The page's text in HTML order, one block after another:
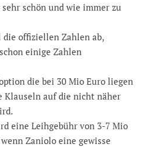
schön und wie immer zu
offiziellen Zahlen ab,
einige Zahlen
die bei 30 Mio Euro liegen
Klauseln auf die nicht näher
eine Leihgebühr von 3-7 Mio
Zaniolo eine gewisse